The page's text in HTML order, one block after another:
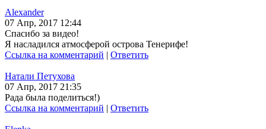
Alexander
07 Апр, 2017 12:44
Спасибо за видео!
Я насладился атмосферой острова Тенерифе!
Ссылка на комментарий | Ответить
Натали Петухова
07 Апр, 2017 21:35
Рада была поделиться!)
Ссылка на комментарий | Ответить